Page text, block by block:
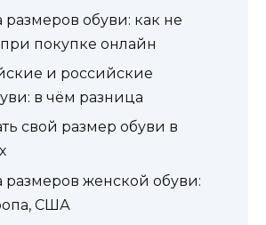
размеров обуви: как не
покупке онлайн
и российские
в чём разница
свой размер обуви в
размеров женской обуви:
США